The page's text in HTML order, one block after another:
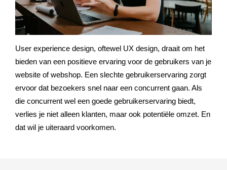
succes? Deze situaties klinken vast bekend en wijzen
allemaal op een slechte gebruikerservaring.
User experience design, oftewel UX design, draait om het
bieden van een positieve ervaring voor de gebruikers van je
website of webshop. Een slechte gebruikerservaring zorgt
ervoor dat bezoekers snel naar een concurrent gaan. Als
die concurrent wel een goede gebruikerservaring biedt,
verlies je niet alleen klanten, maar ook potentiële omzet. En
dat wil je uiteraard voorkomen.